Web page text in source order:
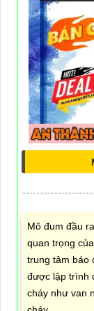
Mô đum đầu
quan trọng
trung tâm báo
được lập trình
cháy như van